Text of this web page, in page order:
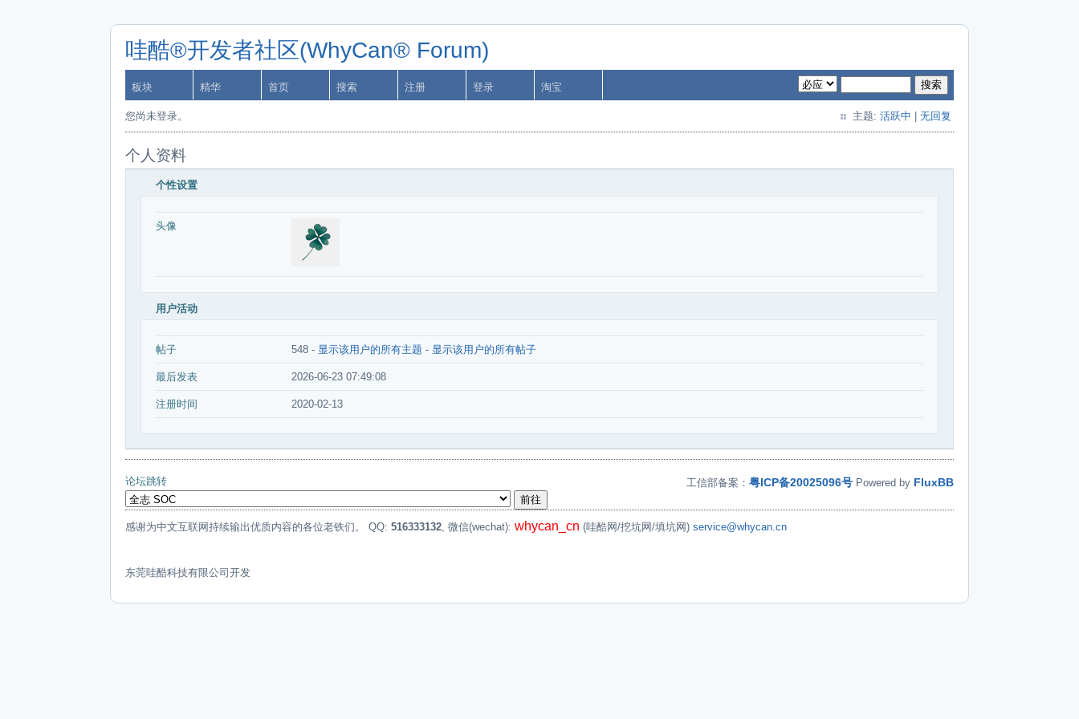
哇酷®开发者社区(WhyCan® Forum)
板块 精华 首页 搜索 注册 登录 淘宝 搜索
您尚未登录。 主题: 活跃中 无回复
个人资料
个性设置
头像
用户活动
帖子 548 - 显示该用户的所有主题 - 显示该用户的所有帖子
最后发表 2026-06-23 07:49:08
注册时间 2020-02-13
论坛跳转 工信部备案： 粤ICP备20025096号 Powered by FluxBB
感谢为中文互联网持续输出优质内容的各位老铁们。 QQ: 516333132, 微信(wechat): whycan_cn (哇酷网/挖坑网/填坑网) service@whycan.cn
东莞哇酷科技有限公司开发